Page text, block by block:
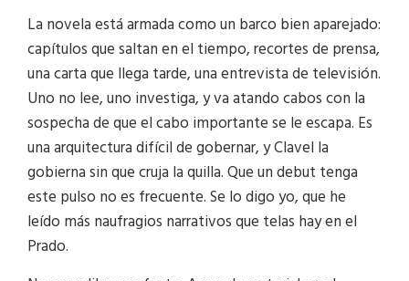
La novela está armada como un barco bien aparejado:
capítulos que saltan en el tiempo, recortes de prensa,
una carta que llega tarde, una entrevista de televisión.
Uno no lee, uno investiga, y va atando cabos con la
sospecha de que el cabo importante se le escapa. Es
una arquitectura difícil de gobernar, y Clavel la
gobierna sin que cruja la quilla. Que un debut tenga
este pulso no es frecuente. Se lo digo yo, que he
leído más naufragios narrativos que telas hay en el
Prado.